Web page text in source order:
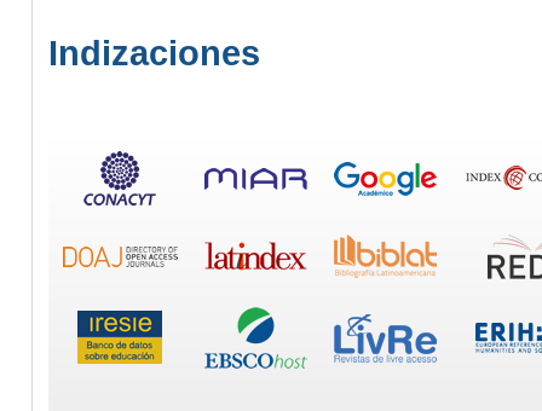
Indizaciones